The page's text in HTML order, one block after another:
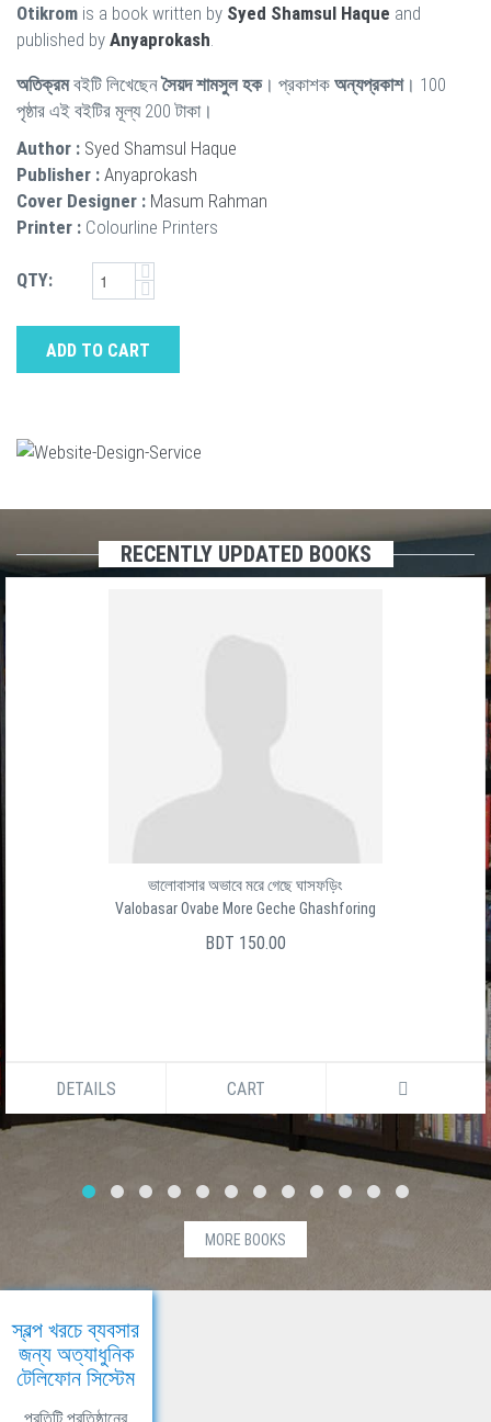
Otikrom is a book written by Syed Shamsul Haque and
published by Anyaprokash
অতিক্রমবইটি লিখেছেনসৈয়দ শামসুল হক। প্রকাশক অন্যপ্রকাশ। 100
পৃষ্ঠার এই বইটির মূল্য 200 টাকা।
Author : Syed Shamsul Haque
Publisher : Anyaprokash
Cover Designer : Masum Rahman
Printer : Colourline Printers
QTY:
ADD TO CART
RECENTLY UPDATED BOOKS
ভালোবাসার অভাবে মরে গেছে ঘাসফড়িং
Valobasar Ovabe More Geche Ghashforing
BDT 150.00
DETAILS CART
MORE BOOKS
স্বল্প খরচে ব্যবসার
জন্য অত্যাধুনিক
টেলিফোন সিস্টেম